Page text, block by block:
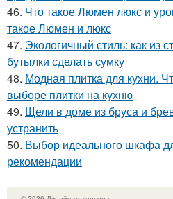
46. Что такое Люмен люкс и
такое Люмен и люкс
47. Экологичный стиль: как из
бутылки сделать сумку
48. Модная плитка для кухни.
выборе плитки на кухню
49. Щели в доме из бруса и
устранить
50. Выбор идеального шкафа
рекомендации